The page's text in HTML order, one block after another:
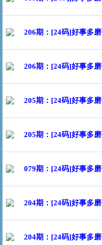
206期：[24码]好事多磨
206期：[24码]好事多磨
205期：[24码]好事多磨
205期：[24码]好事多磨
079期：[24码]好事多磨
204期：[24码]好事多磨
204期：[24码]好事多磨